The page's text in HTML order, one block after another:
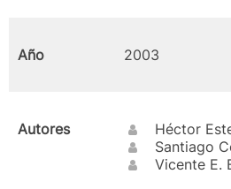
Año 2003
Autores
Héctor
Santiago
Vicente E.